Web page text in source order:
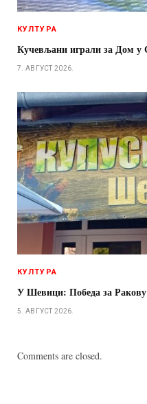
КУЛТУРА
Кучевљани играли за Дом у
7. АВГУСТ 2026.
КУЛТУРА
У Шевици: Победа за
5. АВГУСТ 2026.
Comments are closed.